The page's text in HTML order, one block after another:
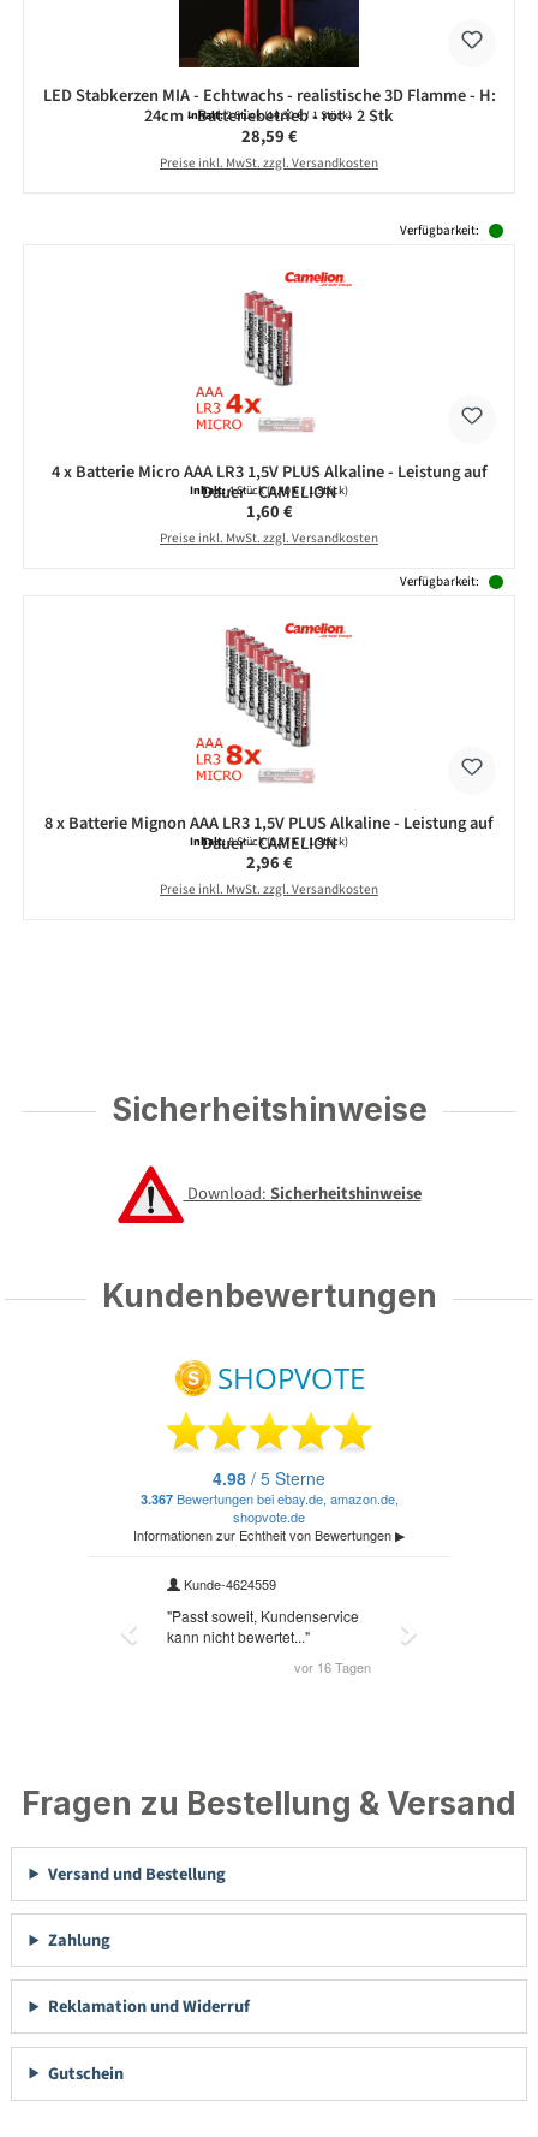
LED Stabkerzen MIA - Echtwachs - realistische 3D Flamme - H:
24cm - Batteriebetrieb - rot - 2 Stk
Inhalt:2 Stück(14,30 € / 1 Stück)
Regulärer Preis:
28,59 €
Preise inkl. MwSt. zzgl. Versandkosten
Verfügbarkeit:
4 x Batterie Micro AAA LR3 1,5V PLUS Alkaline - Leistung auf
Dauer - CAMELION
Inhalt:4 Stück(0,40 € / 1 Stück)
Regulärer Preis:
1,60 €
Preise inkl. MwSt. zzgl. Versandkosten
Verfügbarkeit:
8 x Batterie Mignon AAA LR3 1,5V PLUS Alkaline - Leistung auf
Dauer - CAMELION
Inhalt:8 Stück(0,37 € / 1 Stück)
Regulärer Preis:
2,96 €
Preise inkl. MwSt. zzgl. Versandkosten
Sicherheitshinweise
Download:Sicherheitshinweise
Kundenbewertungen
Fragen zu Bestellung & Versand
Versand und Bestellung
Zahlung
Reklamation und Widerruf
Gutschein